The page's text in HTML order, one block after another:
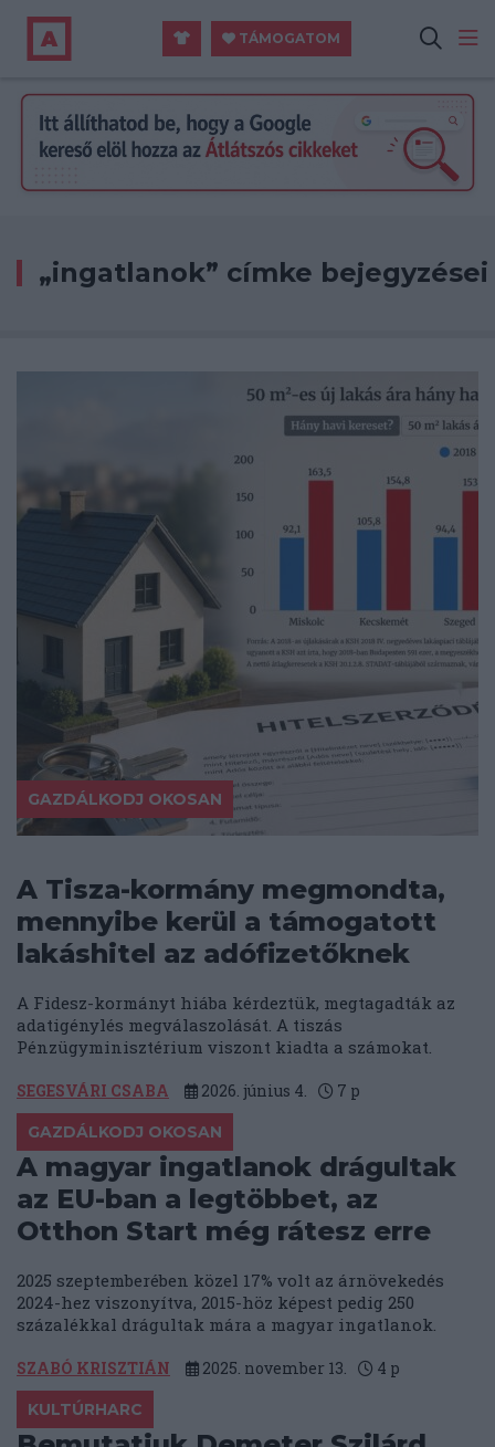
TÁMOGATOM
„ingatlanok” címke bejegyzései
GAZDÁLKODJ OKOSAN
A Tisza-kormány megmondta,
mennyibe kerül a támogatott
lakáshitel az adófizetőknek
A Fidesz-kormányt hiába kérdeztük, megtagadták az
adatigénylés megválaszolását. A tiszás
Pénzügyminisztérium viszont kiadta a számokat.
SEGESVÁRI CSABA 2026. június 4. 7 p
GAZDÁLKODJ OKOSAN
A magyar ingatlanok drágultak
az EU-ban a legtöbbet, az
Otthon Start még rátesz erre
2025 szeptemberében közel 17% volt az árnövekedés
2024-hez viszonyítva, 2015-höz képest pedig 250
százalékkal drágultak mára a magyar ingatlanok.
SZABÓ KRISZTIÁN 2025. november 13. 4 p
KULTÚRHARC